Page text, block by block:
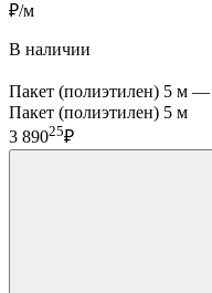
₽/м
В наличии
Пакет (полиэтилен) 5 м —
Пакет (полиэтилен) 5 м
3 89025₽